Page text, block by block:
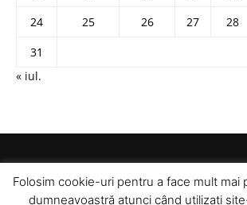
24
25 26 27 28
31
« iul.
Folosim cookie-uri pentru a face mult mai
dumneavoastră atunci când utilizați